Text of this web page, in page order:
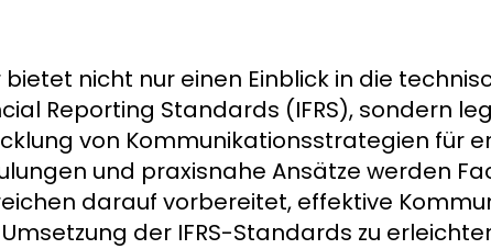
bietet nicht nur einen Einblick in die
Reporting Standards (IFRS), sondern
von Kommunikationsstrategien für
und praxisnahe Ansätze werden
darauf vorbereitet, effektive
der IFRS-Standards zu